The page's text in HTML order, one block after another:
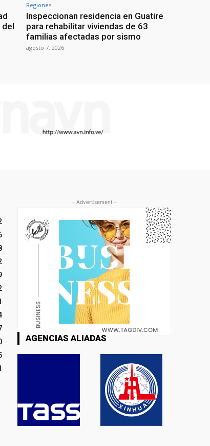
del
Regiones
Inspeccionan residencia en Guatire
para rehabilitar viviendas de 63
familias afectadas por sismo
agosto 7, 2026
- Advertisement -
AGENCIAS ALIADAS